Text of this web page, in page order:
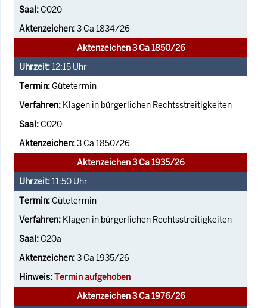
C020
3 Ca 1834/26
Aktenzeichen 3 Ca 1850/26
12:15 Uhr
Gütetermin
Klagen in bürgerlichen Rechtsstreitigkeiten
C020
3 Ca 1850/26
Aktenzeichen 3 Ca 1935/26
11:50 Uhr
Gütetermin
Klagen in bürgerlichen Rechtsstreitigkeiten
C20a
3 Ca 1935/26
Termin aufgehoben
Aktenzeichen 3 Ca 1976/26